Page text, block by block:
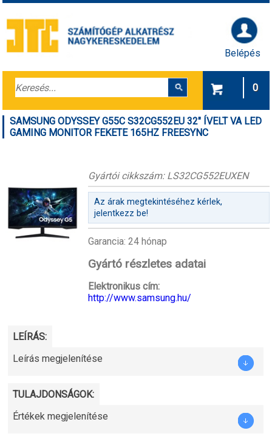
Belépés
0
SAMSUNG ODYSSEY G55C S32CG552EU 32" ÍVELT VA LED
GAMING MONITOR FEKETE 165HZ FREESYNC
Gyártói cikkszám: LS32CG552EUXEN
Az árak megtekintéséhez kérlek,
jelentkezz be!
Garancia: 24 hónap
Gyártó részletes adatai
Elektronikus cím:
http://www.samsung.hu/
LEÍRÁS:
Leírás megjelenítése
TULAJDONSÁGOK:
Értékek megjelenítése